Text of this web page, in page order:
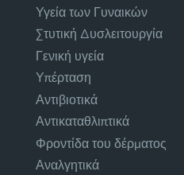
Υγεία των Γυναικών
Στυτική Δυσλειτουργία
Γενική υγεία
Υπέρταση
Αντιβιοτικά
Αντικαταθλιπτικά
Φροντίδα του δέρματος
Αναλγητικά